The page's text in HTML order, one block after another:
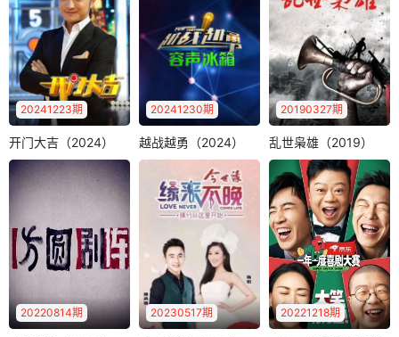
20241223期
开门大吉（2024）
尼格买提
全新推出的大型益
智游戏类综艺节..
开门大吉（2024）
20241230期
越战越勇（2024）
《越战越勇》节目
面向全国寻找爱唱
歌、唱歌好的普通
人，经过筛选，..
越战越勇（2024）
20190327期
乱世枭雄（2019）
单田芳电视绝版评
书—乱世枭雄，爱
奇艺12月27日起每
周三12:..
乱世枭雄（2019）
20220814期 20230517期 20221218期